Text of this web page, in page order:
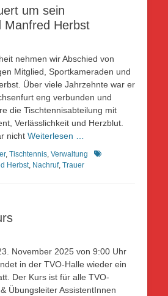
um sein
Manfred Herbst
nehmen wir Abschied von
Mitglied, Sportkameraden und
Über viele Jahrzehnte war er
eng verbunden und
die Tischtennisabteilung mit
Verlässlichkeit und Herzblut.
nicht Weiterlesen …
, Tischtennis, Verwaltung
Schlagworte
Herbst, Nachruf, Trauer
November 2025 von 9:00 Uhr
in der TVO-Halle wieder ein
Der Kurs ist für alle TVO-
Übungsleiter AssistentInnen